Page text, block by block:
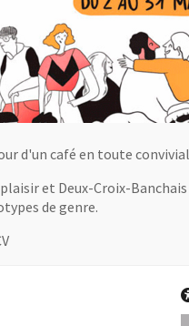
d'un café en toute
et Deux-Croix-
de genre.